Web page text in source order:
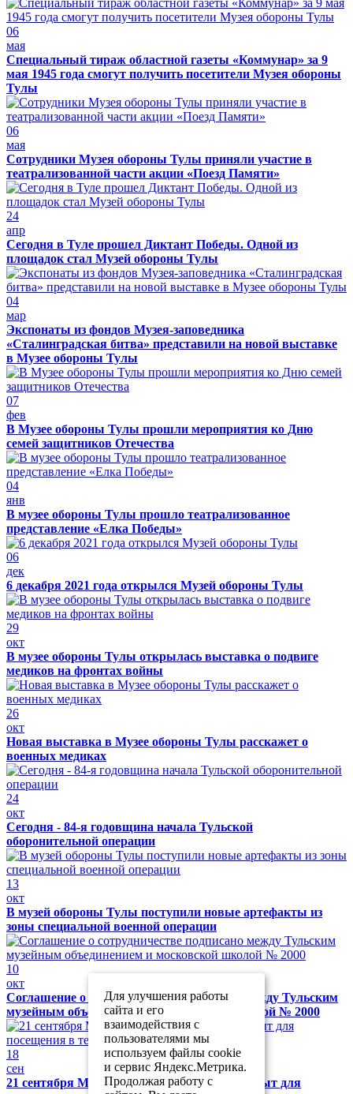
06
мая
Специальный тираж областной газеты «Коммунар» за 9
мая 1945 года смогут получить посетители Музея обороны
Тулы
06
мая
Сотрудники Музея обороны Тулы приняли участие в
театрализованной части акции «Поезд Памяти»
24
апр
Сегодня в Туле прошел Диктант Победы. Одной из
площадок стал Музей обороны Тулы
04
мар
Экспонаты из фондов Музея-заповедника
«Сталинградская битва» представили на новой выставке
в Музее обороны Тулы
07
фев
В Музее обороны Тулы прошли мероприятия ко Дню
семей защитников Отечества
04
янв
В музее обороны Тулы прошло театрализованное
представление «Елка Победы»
06
дек
6 декабря 2021 года открылся Музей обороны Тулы
29
окт
В музее обороны Тулы открылась выставка о подвиге
медиков на фронтах войны
26
окт
Новая выставка в Музее обороны Тулы расскажет о
военных медиках
24
окт
Сегодня - 84-я годовщина начала Тульской
оборонительной операции
13
окт
В музей обороны Тулы поступили новые артефакты из
зоны специальной военной операции
10
окт
Соглашение о сотрудничестве подписано между Тульским
музейным объединением и московской школой № 2000
18
сен
21 сентября Музей обороны Тулы будет закрыт для
Для улучшения работы
сайта и его
взаимодействия с
пользователями мы
используем файлы cookie
и сервис Яндекс.Метрика.
Продолжая работу с